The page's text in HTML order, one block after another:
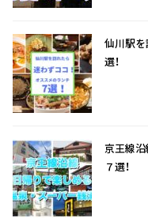
仙川駅を
選！
京王線
７選！